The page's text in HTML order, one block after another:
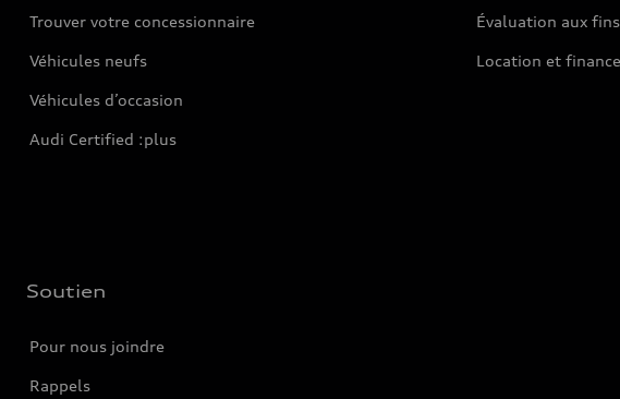
Trouver votre concessionnaire
Véhicules neufs
Véhicules d’occasion
Audi Certified :plus
Évaluation aux fins
Location et
Soutien
Pour nous joindre
Rappels